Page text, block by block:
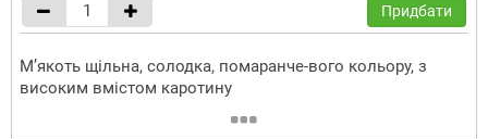
Придбати
М’якоть щільна, солодка, помаранче-вого кольору, з
високим вмістом каротину